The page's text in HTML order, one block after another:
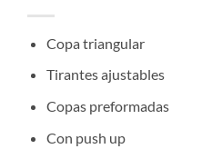
Copa triangular
Tirantes ajustables
Copas preformadas
Con push up